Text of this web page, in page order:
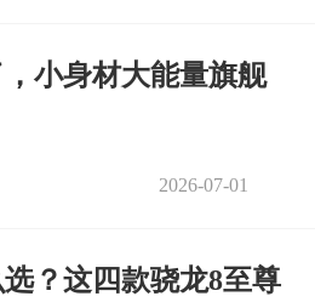
小身材大能量旗舰
2026-07-01
？这四款骁龙8至尊